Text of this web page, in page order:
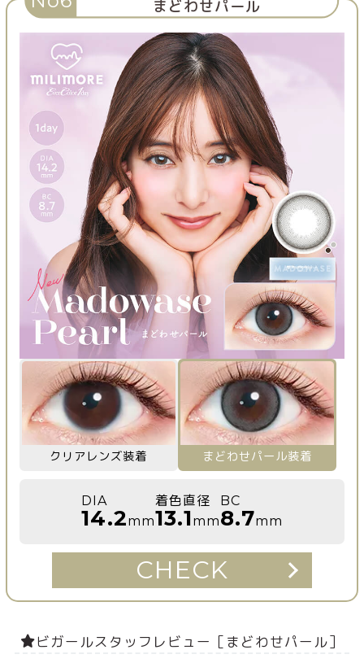
まどわせパール
クリアレンズ装着 まどわせパール装着
DIA
14.2mm
着色直径
13.1mm
BC
8.7mm
CHECK
ビガールスタッフレビュー［まどわせパール］